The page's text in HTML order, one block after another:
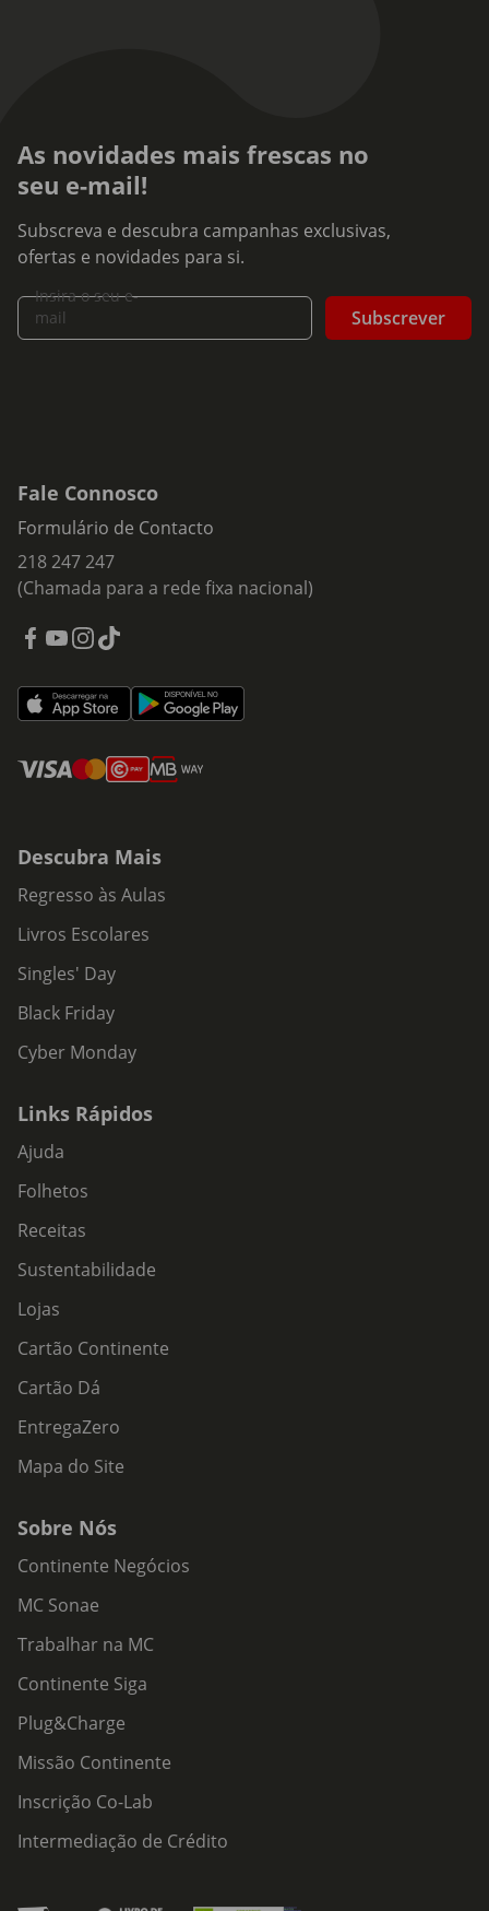
As novidades mais frescas no
seu e-mail!
Subscreva e descubra campanhas exclusivas,
ofertas e novidades para si.
Insira o seu e-
mail
Subscrever
Fale Connosco
Formulário de Contacto
218 247 247
(Chamada para a rede fixa nacional)
Descubra Mais
Regresso às Aulas
Livros Escolares
Singles' Day
Black Friday
Cyber Monday
Links Rápidos
Ajuda
Folhetos
Receitas
Sustentabilidade
Lojas
Cartão Continente
Cartão Dá
EntregaZero
Mapa do Site
Sobre Nós
Continente Negócios
MC Sonae
Trabalhar na MC
Continente Siga
Plug&Charge
Missão Continente
Inscrição Co-Lab
Intermediação de Crédito